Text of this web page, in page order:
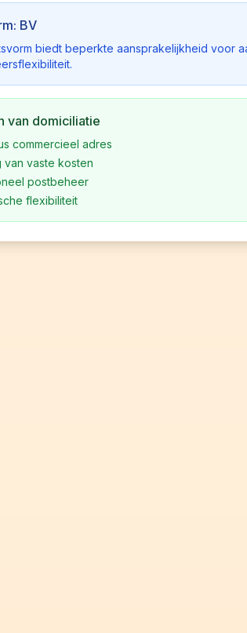
BV
biedt beperkte aansprakelijkheid voor
van domiciliatie
commercieel adres
van vaste kosten
postbeheer
flexibiliteit